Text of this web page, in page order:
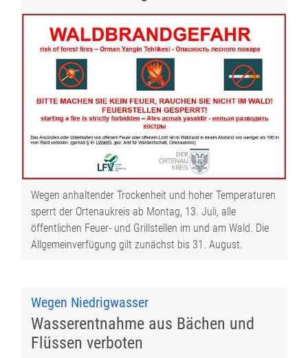
Wegen anhaltender Trockenheit und hoher Temperaturen
sperrt der Ortenaukreis ab Montag, 13. Juli, alle
öffentlichen Feuer- und Grillstellen im und am Wald. Die
Allgemeinverfügung gilt zunächst bis 31. August.
Wegen Niedrigwasser
Wasserentnahme aus Bächen und
Flüssen verboten